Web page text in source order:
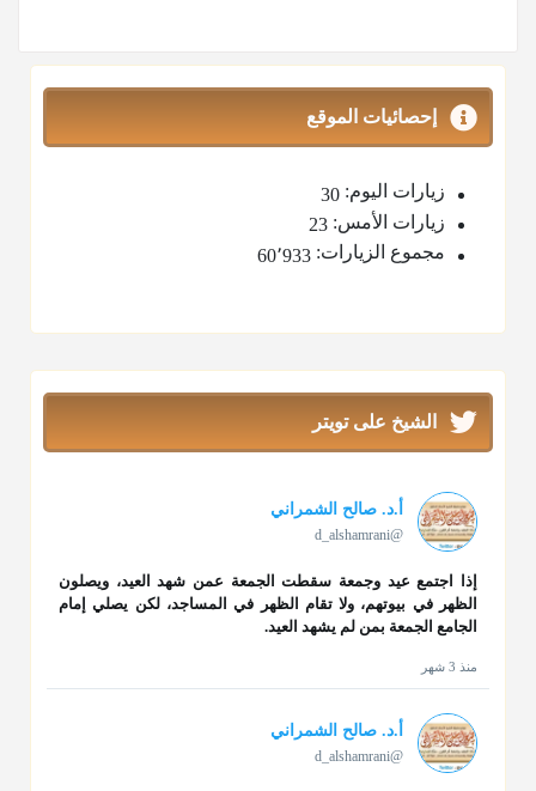
إحصائيات الموقع
زيارات اليوم: 30
زيارات الأمس: 23
مجموع الزيارات: 60٬933
الشيخ على تويتر
أ.د. صالح الشمراني
@d_alshamrani
إذا اجتمع عيد وجمعة سقطت الجمعة عمن شهد العيد، ويصلون
الظهر في بيوتهم، ولا تقام الظهر في المساجد، لكن يصلي إمام
الجامع الجمعة بمن لم يشهد العيد.
منذ 3 شهر
أ.د. صالح الشمراني
@d_alshamrani